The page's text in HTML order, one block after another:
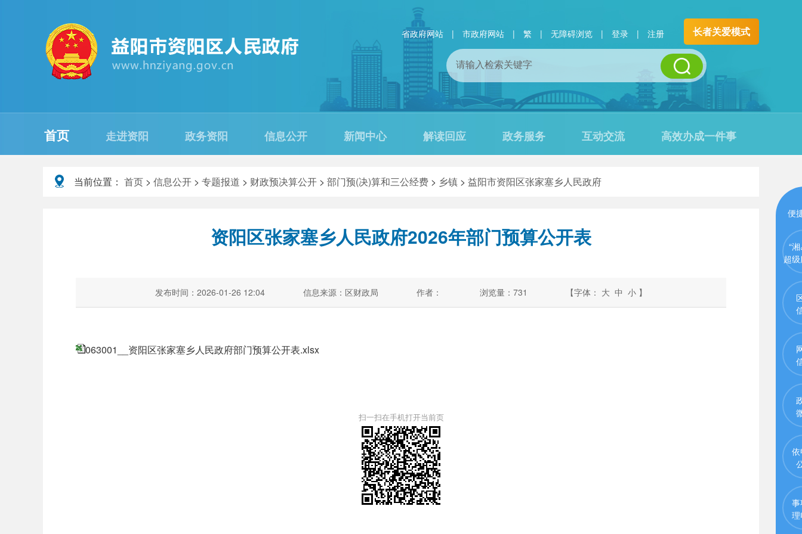
省政府网站 | 市政府网站 | 繁 | 无障碍浏览 | 登录 | 注册 长者关爱模式
首页 走进资阳 政务资阳 信息公开 新闻中心 解读回应 政务服务 互动交流 高效办成一件事
当前位置： 首页 > 信息公开 > 专题报道 > 财政预决算公开 > 部门预(决)算和三公经费 > 乡镇 > 益阳市资阳区张家塞乡人民政府
资阳区张家塞乡人民政府2026年部门预算公开表
发布时间：2026-01-26 12:04 信息来源：区财政局 作者： 浏览量： 731 【字体： 大 中 小 】
063001__资阳区张家塞乡人民政府部门预算公开表.xlsx
扫一扫在手机打开当前页
便
“
超